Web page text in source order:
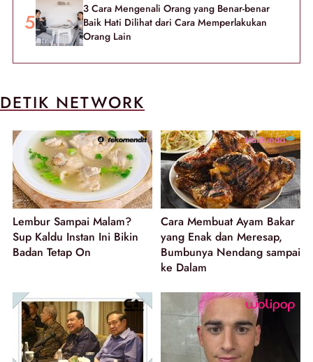
3 Cara Mengenali Orang yang Benar-benar
Baik Hati Dilihat dari Cara Memperlakukan
Orang Lain
DETIK NETWORK
Lembur Sampai Malam?
Sup Kaldu Instan Ini Bikin
Badan Tetap On
Cara Membuat Ayam Bakar
yang Enak dan Meresap,
Bumbunya Nendang sampai
ke Dalam